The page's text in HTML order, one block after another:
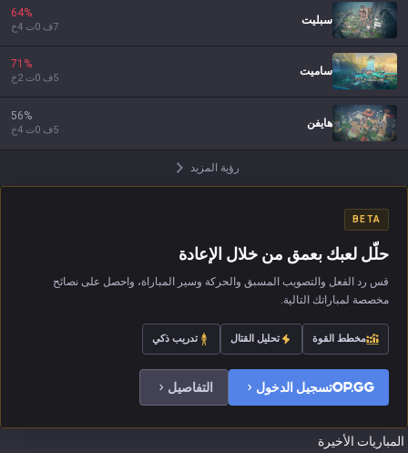
سبليت
64%
7ف 0ت 4خ
ساميت
71 %
5ف 0ت 2خ
هايفن
56%
5ف 0ت 4خ
رؤية المزيد
BETA
حلّل لعبك بعمق من خلال الإعادة
قس رد الفعل والتصويب المسبق والحركة وسير المباراة، واحصل على نصائح
مخصصة لمباراتك التالية.
مخطط القوة تحليل القتال تدريب ذكي
تسجيل الدخول التفاصيل
المباريات الأخيرة